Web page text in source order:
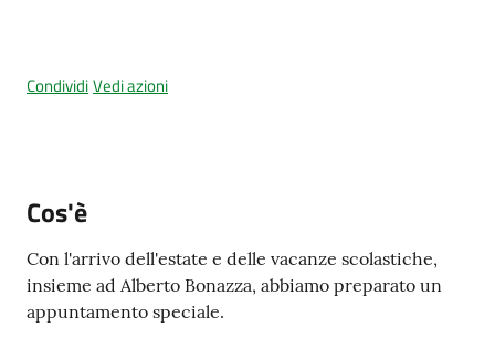
trasparente
argomenti...
Seguici
su
CondividiVedi azioni
Cos'è
Con l'arrivo dell'estate e delle vacanze scolastiche,
insieme ad Alberto Bonazza, abbiamo preparato un
appuntamento speciale.